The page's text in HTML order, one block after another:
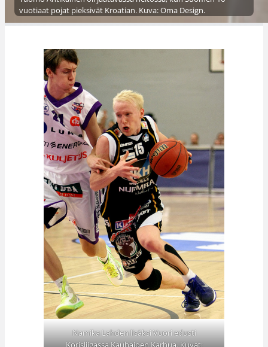
vuotiaat pojat pieksivät Kroatian. Kuva: Oma Design.
Namika Lahden lisäksi Vuori edusti
Korisliigassa Kauhajoen Karhua. Kuvat: